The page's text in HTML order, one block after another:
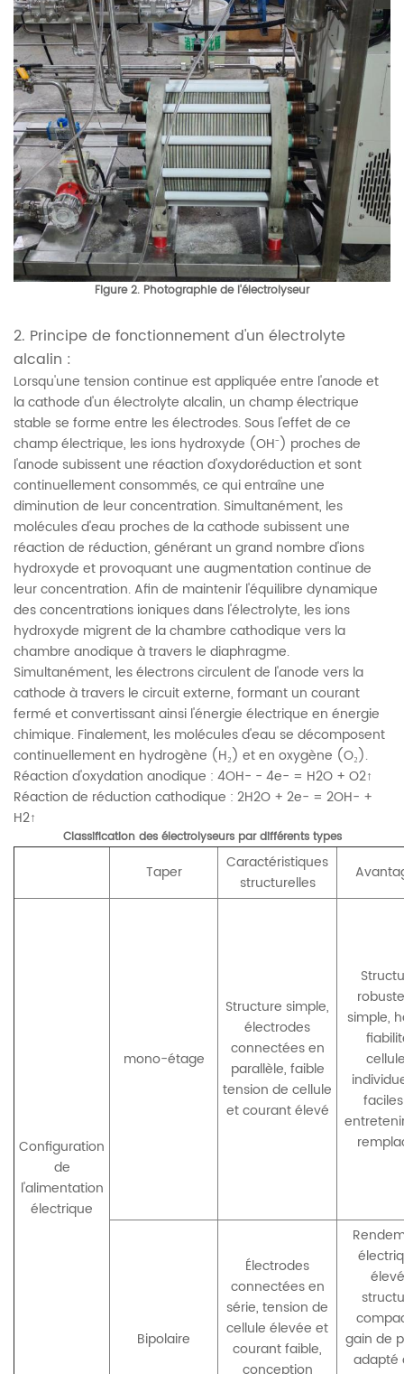
Figure 2. Photographie de l'électrolyseur
2. Principe de fonctionnement d'un électrolyte
alcalin :
Lorsqu'une tension continue est appliquée entre l'anode et
la cathode d'un électrolyte alcalin, un champ électrique
stable se forme entre les électrodes. Sous l'effet de ce
champ électrique, les ions hydroxyde (OH⁻) proches de
l'anode subissent une réaction d'oxydoréduction et sont
continuellement consommés, ce qui entraîne une
diminution de leur concentration. Simultanément, les
molécules d'eau proches de la cathode subissent une
réaction de réduction, générant un grand nombre d'ions
hydroxyde et provoquant une augmentation continue de
leur concentration. Afin de maintenir l'équilibre dynamique
des concentrations ioniques dans l'électrolyte, les ions
hydroxyde migrent de la chambre cathodique vers la
chambre anodique à travers le diaphragme.
Simultanément, les électrons circulent de l'anode vers la
cathode à travers le circuit externe, formant un courant
fermé et convertissant ainsi l'énergie électrique en énergie
chimique. Finalement, les molécules d'eau se décomposent
continuellement en hydrogène (H₂) et en oxygène (O₂).
Réaction d'oxydation anodique : 4OH- - 4e- = H2O + O2↑
Réaction de réduction cathodique : 2H2O + 2e- = 2OH- +
H2↑
Classification des électrolyseurs par différents types
Taper
Caractéristiques
structurelles
Configuration
de
l'alimentation
électrique
mono-étage
Structure simple,
électrodes
connectées en
parallèle, faible
tension de cellule
et courant élevé
simple,
Bipolaire
Électrodes
connectées en
série, tension de
cellule élevée et
courant faible,
gain de
adapté